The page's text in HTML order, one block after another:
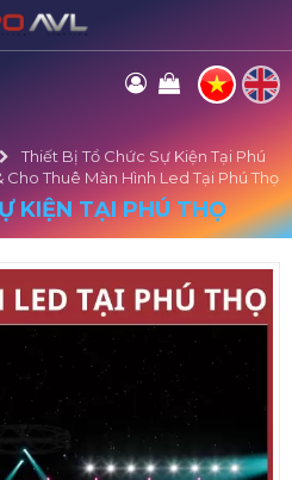
Thiết Bị Tổ Chức Sự Kiện Tại Phú
Cho Thuê Màn Hình Led Tại Phú Thọ
KIỆN TẠI PHÚ THỌ